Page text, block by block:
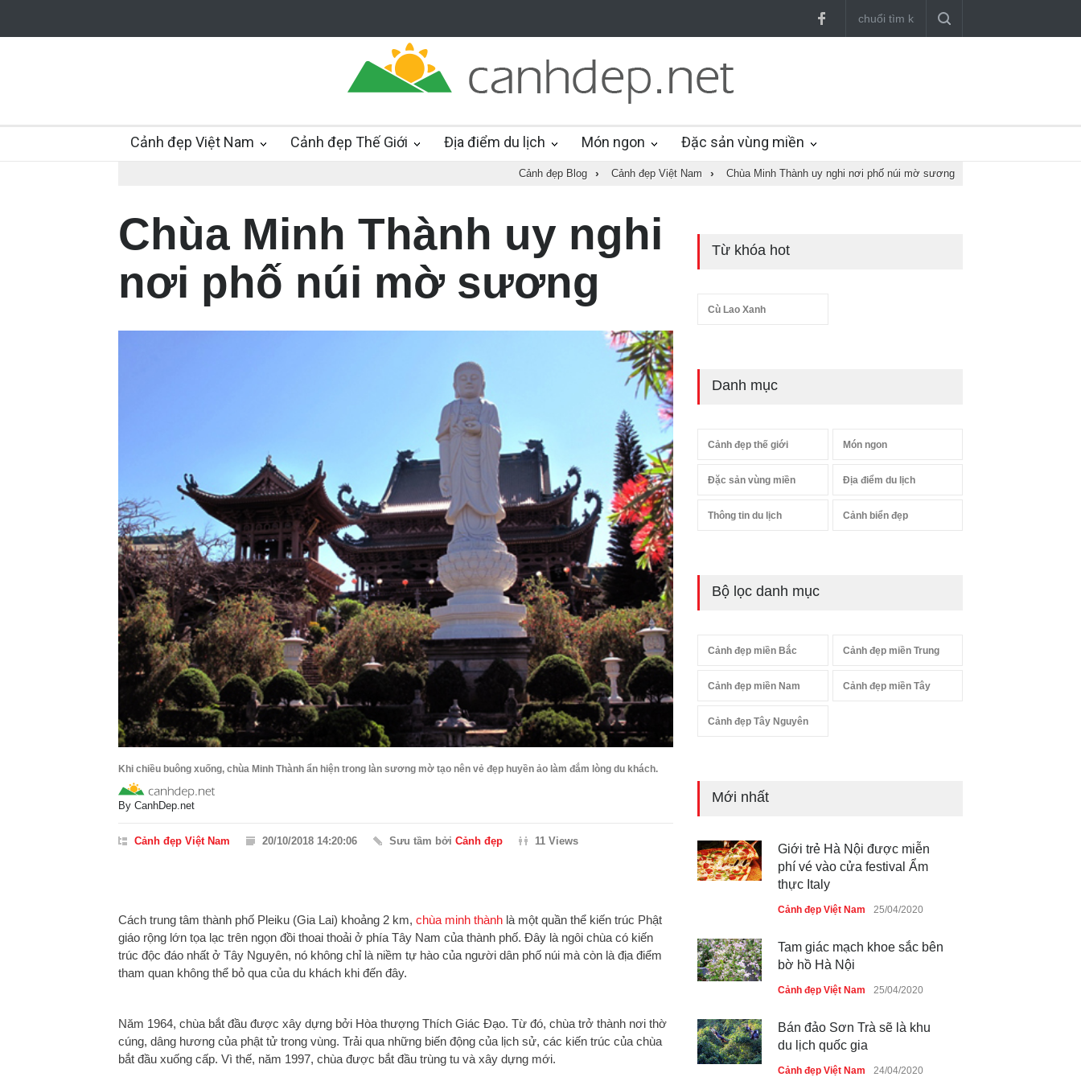
Cảnh đẹp Việt Nam Cảnh đẹp Thế Giới Địa điểm du lịch Món ngon Đặc sản vùng miền
Cảnh đẹp Blog › Cảnh đẹp Việt Nam › Chùa Minh Thành uy nghi nơi phố núi mờ sương
Chùa Minh Thành uy nghi
nơi phố núi mờ sương
Khi chiều buông xuống, chùa Minh Thành ẩn hiện trong làn sương mờ tạo nên vẻ đẹp huyền ảo làm đắm lòng du khách.
By CanhDep.net
Cảnh đẹp Việt Nam 20/10/2018 14:20:06 Sưu tầm bởi Cảnh đẹp 11 Views
Cách trung tâm thành phố Pleiku (Gia Lai) khoảng 2 km, chùa minh thành là một quần thể kiến trúc Phật
giáo rộng lớn tọa lạc trên ngọn đồi thoai thoải ở phía Tây Nam của thành phố. Đây là ngôi chùa có kiến
trúc độc đáo nhất ở Tây Nguyên, nó không chỉ là niềm tự hào của người dân phố núi mà còn là địa điểm
tham quan không thể bỏ qua của du khách khi đến đây.
Năm 1964, chùa bắt đầu được xây dựng bởi Hòa thượng Thích Giác Đạo. Từ đó, chùa trở thành nơi thờ
cúng, dâng hương của phật tử trong vùng. Trải qua những biến động của lịch sử, các kiến trúc của chùa
bắt đầu xuống cấp. Vì thế, năm 1997, chùa được bắt đầu trùng tu và xây dựng mới.
Từ khóa hot
Cù Lao Xanh
Danh mục
Cảnh đẹp thế giới Món ngon
Đặc sản vùng miền Địa điểm du lịch
Thông tin du lịch Cảnh biển đẹp
Bộ lọc danh mục
Cảnh đẹp miền Bắc Cảnh đẹp miền Trung
Cảnh đẹp miền Nam Cảnh đẹp miền Tây
Cảnh đẹp Tây Nguyên
Mới nhất
Giới trẻ Hà Nội được miễn
phí vé vào cửa festival Ẩm
thực Italy
Cảnh đẹp Việt Nam 25/04/2020
Tam giác mạch khoe sắc bên
bờ hồ Hà Nội
Cảnh đẹp Việt Nam 25/04/2020
Bán đảo Sơn Trà sẽ là khu
du lịch quốc gia
Cảnh đẹp Việt Nam 24/04/2020